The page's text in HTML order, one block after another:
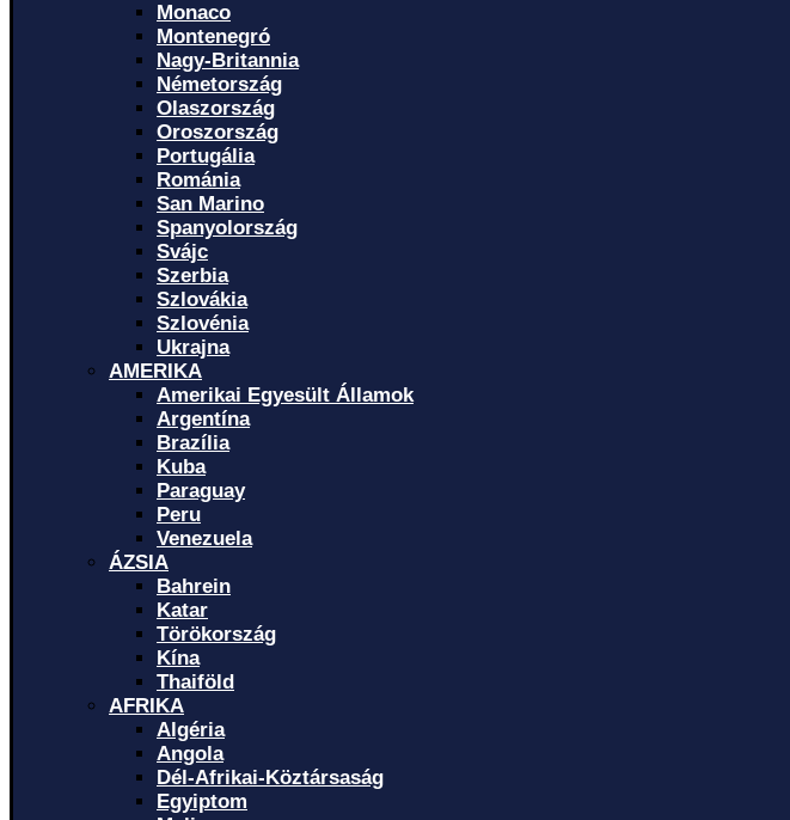
Monaco
Montenegró
Nagy-Britannia
Németország
Olaszország
Oroszország
Portugália
Románia
San Marino
Spanyolország
Svájc
Szerbia
Szlovákia
Szlovénia
Ukrajna
AMERIKA
Amerikai Egyesült Államok
Argentína
Brazília
Kuba
Paraguay
Peru
Venezuela
ÁZSIA
Bahrein
Katar
Törökország
Kína
Thaiföld
AFRIKA
Algéria
Angola
Dél-Afrikai-Köztársaság
Egyiptom